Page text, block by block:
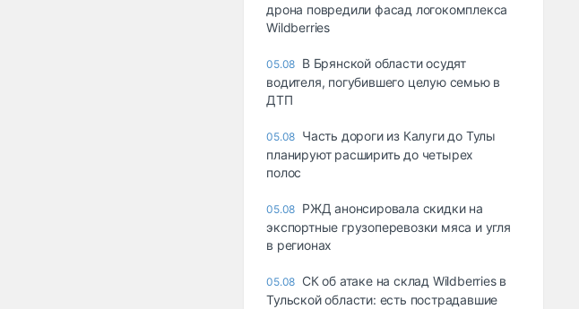
дрона повредили фасад логокомплекса
Wildberries
05.08 В Брянской области осудят
водителя, погубившего целую семью в
ДТП
05.08 Часть дороги из Калуги до Тулы
планируют расширить до четырех
полос
05.08 РЖД анонсировала скидки на
экспортные грузоперевозки мяса и угля
в регионах
05.08 СК об атаке на склад Wildberries в
Тульской области: есть пострадавшие